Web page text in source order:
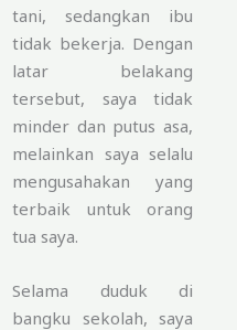
tani, sedangkan ibu
tidak bekerja. Dengan
latar belakang
tersebut, saya tidak
minder dan putus asa,
melainkan saya selalu
mengusahakan yang
terbaik untuk orang
tua saya.
Selama duduk di
bangku sekolah, saya